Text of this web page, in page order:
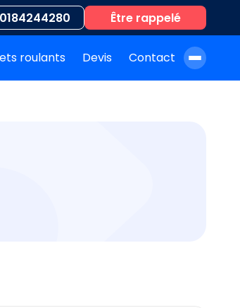
0184244280 Être rappelé
roulants Devis Contact